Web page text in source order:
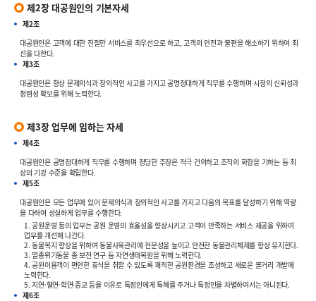
제2장 대공원인의 기본자세
제2조
대공원인은 고객에 대한 친절한 서비스를 최우선으로 하고, 고객의 안전과 불편을 해소하기 위하여 최
선을 다한다.
제3조
대공원인은 항상 문제의식과 창의적인 사고를 가지고 공명정대하게 직무를 수행하며 시정의 신뢰성과
청렴성 확보를 위해 노력한다.
제3장 업무에 임하는 자세
제4조
대공원인은 공명정대하게 직무를 수행하며 정당한 주장은 적극 건의하고 조직의 화합을 기하는 등 최
상의 기강 수준을 확립한다.
제5조
대공원인은 모든 업무에 있어 문제의식과 창의적인 사고를 가지고 다음의 목표를 달성하기 위해 역량
을 다하여 성실하게 업무를 수행한다.
1. 공원운영 등의 업무는 공원 운영의 효율성을 향상시키고 고객이 만족하는 서비스 제공을 위하여
업무를 개선해 나간다.
2. 동물복지 향상을 위하여 동물사육관리에 전문성을 높이고 안전한 동물관리체제를 항상 유지한다.
3. 멸종위기동물 종 보전 연구 등 자연생태복원을 위해 노력한다.
4. 공원이용객이 편안한 휴식을 취할 수 있도록 쾌적한 공원환경을 조성하고 새로운 볼거리 개발에
노력한다.
5. 지연·혈연·학연·종교 등을 이유로 특정인에게 특혜를 주거나 특정인을 차별하여서는 아니된다.
제6조